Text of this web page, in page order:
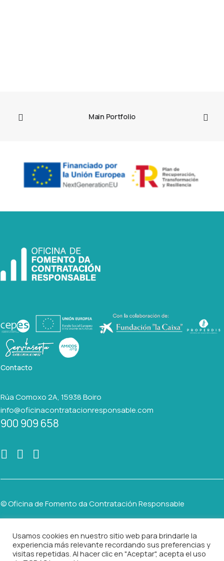
Main Portfolio
Contacto
Rúa Comoxo 2A, 15938 Boiro
info@oficinacontratacionresponsable.com
900 909 658
© Oficina de Fomento da Contratación Responsable
AVISO LEGAL
POLÍTICA DE PRIVACIDAD
Usamos cookies en nuestro sitio web para brindarle la
experiencia más relevante recordando sus preferencias y
visitas repetidas. Al hacer clic en "Aceptar", acepta el uso